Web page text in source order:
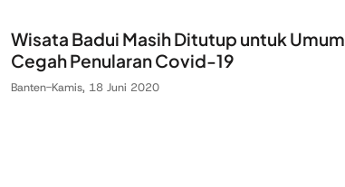
Wisata Badui Masih Ditutup untuk Umum
Cegah Penularan Covid-19
Banten-Kamis, 18 Juni 2020